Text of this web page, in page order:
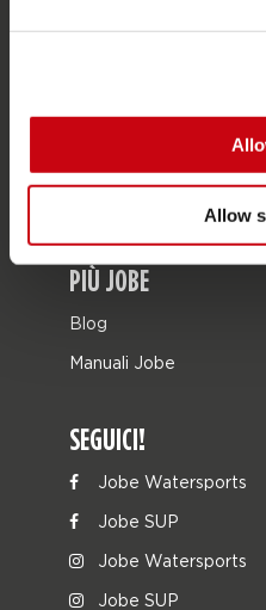
Allow
PIÙ JOBE
Blog
Manuali Jobe
SEGUICI!
Jobe Watersports
Jobe SUP
Jobe Watersports
Jobe SUP